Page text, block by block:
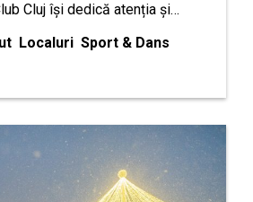
Cluj își dedică atenția și…
Localuri Sport & Dans